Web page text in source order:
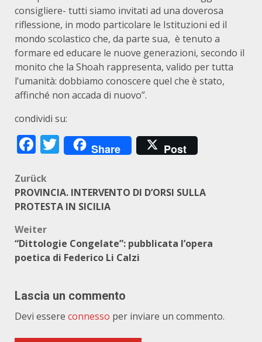
consigliere- tutti siamo invitati ad una doverosa
riflessione, in modo particolare le Istituzioni ed il
mondo scolastico che, da parte sua, è tenuto a
formare ed educare le nuove generazioni, secondo il
monito che la Shoah rappresenta, valido per tutta
l’umanità: dobbiamo conoscere quel che è stato,
affinché non accada di nuovo”.
condividi su:
Facebook
Twitter
Share Post
Beitragsnavigation
Zurück
PROVINCIA. INTERVENTO DI D’ORSI SULLA
PROTESTA IN SICILIA
Weiter
“Dittologie Congelate”: pubblicata l’opera
poetica di Federico Li Calzi
Lascia un commento
Devi essere connesso per inviare un commento.